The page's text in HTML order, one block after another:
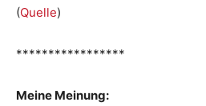
(Quelle)
*****************
Meine Meinung: